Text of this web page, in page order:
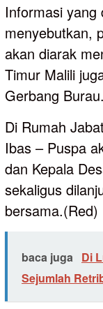
Informasi yang
menyebutkan,
akan diarak
Timur Malili
Gerbang Burau.
Di Rumah
Ibas – Puspa
dan Kepala
sekaligus
bersama.(Red)
baca juga Di
Sejumlah